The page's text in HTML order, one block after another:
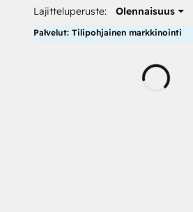
Lajitteluperuste: Olennaisuus
Palvelut: Tilipohjainen markkinointi
Ladataan